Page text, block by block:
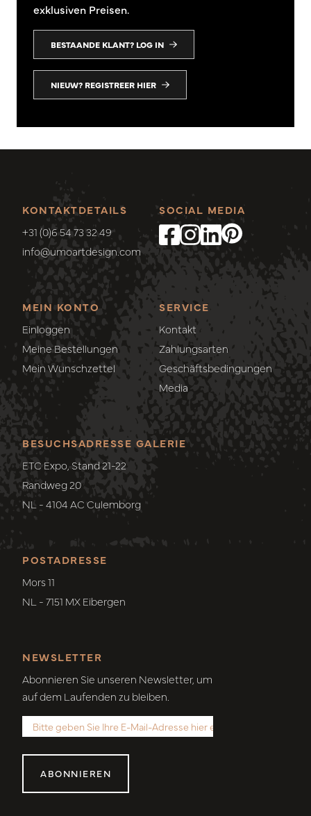
exklusiven Preisen.
BESTAANDE KLANT? LOG IN
NIEUW? REGISTREER HIER
KONTAKTDETAILS
+31 (0)6 54 73 32 49
info@umoartdesign.com
MEIN KONTO
Einloggen
Meine Bestellungen
Mein Wunschzettel
SERVICE
Kontakt
Zahlungsarten
Geschäftsbedingungen
Media
SOCIAL MEDIA
POSTADRESSE
Mors 11
NL - 7151 MX Eibergen
BESUCHSADRESSE GALERIE
ETC Expo, Stand 21-22
Randweg 20
NL - 4104 AC Culemborg
NEWSLETTER
Abonnieren Sie unseren Newsletter, um
auf dem Laufenden zu bleiben.
ABONNIEREN